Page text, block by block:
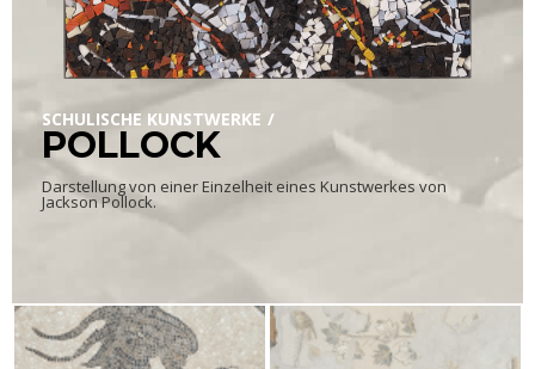
SCHULISCHE KUNSTWERKE
POLLOCK
Darstellung von einer Einzelheit eines Kunstwerkes von
Jackson Pollock.